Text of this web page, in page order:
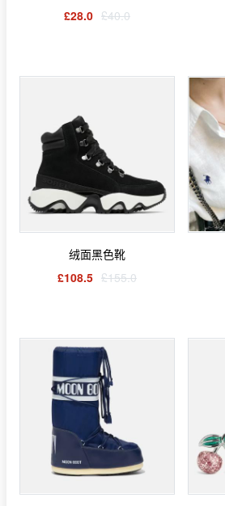
£28.0 £40.0
绒面黑色靴
£108.5 £155.0